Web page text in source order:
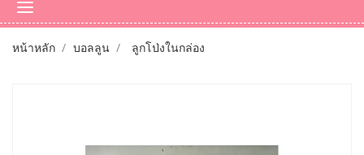
หน้าหลัก บอลลูน ลูกโป่งในกล่อง